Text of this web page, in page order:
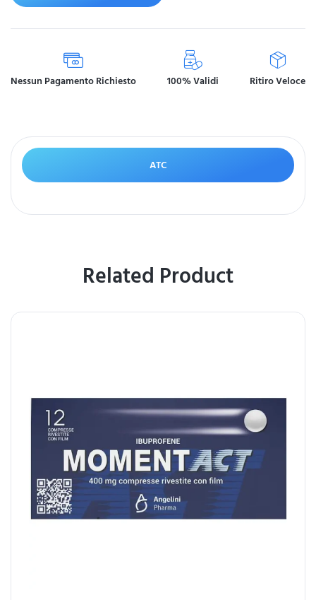
Nessun Pagamento Richiesto 100% Validi Ritiro Veloce
ATC
Related Product